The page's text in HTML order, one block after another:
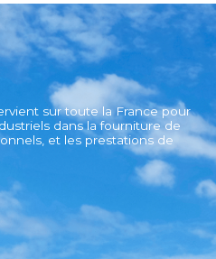
sur toute la France pour
dans la fourniture de
et les prestations de